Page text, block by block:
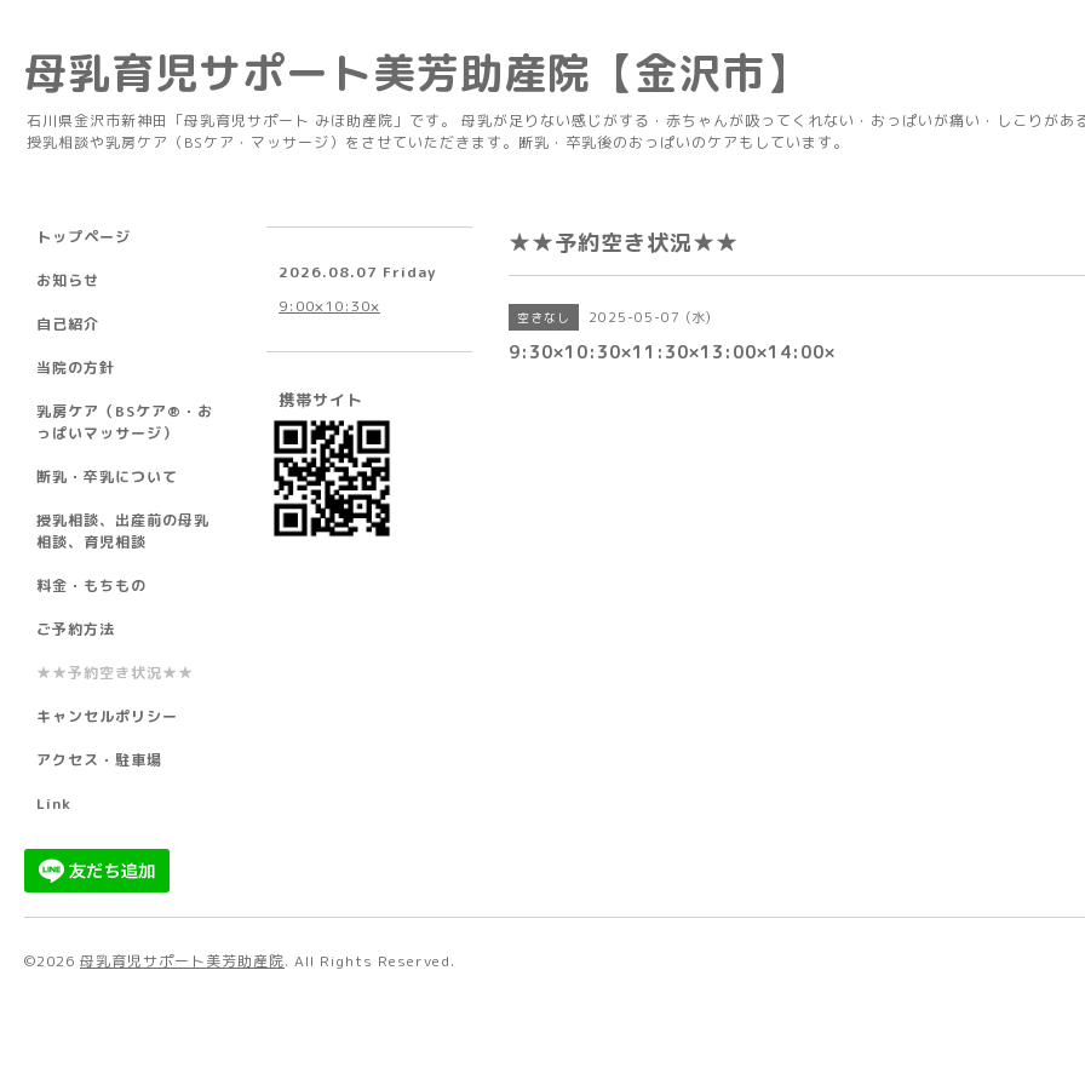
母乳育児サポート美芳助産院【金沢市】
石川県金沢市新神田「母乳育児サポート みほ助産院」です。 母乳が足りない感じがする・赤ちゃんが吸ってくれない・おっぱいが痛い・しこりがあ
授乳相談や乳房ケア（BSケア・マッサージ）をさせていただきます。断乳・卒乳後のおっぱいのケアもしています。
★★予約空き状況★★
空きなし 2025-05-07 (水)
9:30×10:30×11:30×13:00×14:00×
トップページ
お知らせ
自己紹介
当院の方針
乳房ケア（BSケア®︎・お
っぱいマッサージ）
断乳・卒乳について
授乳相談、出産前の母乳
相談、育児相談
料金・もちもの
ご予約方法
★★予約空き状況★★
キャンセルポリシー
アクセス・駐車場
Link
2026.08.07 Friday
9:00×10:30×
携帯サイト
©2026 母乳育児サポート美芳助産院. All Rights Reserved.